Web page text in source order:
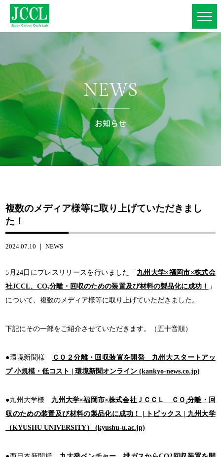
NEWS
お知らせ
複数のメディア様等に取り上げていただきまし
た！
2024.07.10 ｜NEWS
5月24日にプレスリリースを行いました「九州大学×福岡市×株式会
社JCCL、CO₂分離・回収のための装置及び材料の製品化に成功！
」
について、複数のメディア様等に取り上げていただきました。
下記にその一部をご紹介させていただきます。（五十音順）
●環境新聞様
ＣＯ２分離・回収装置を開発 九州大スタートアッ
プ 小規模・低コスト | 環境新聞オンライン (kankyo-news.co.jp)
●九州大学様 九州大学×福岡市×株式会社ＪＣＣＬ ＣＯ₂分離・回
収のための装置及び材料の製品化に成功！ | トピックス | 九州大学
（KYUSHU UNIVERSITY） (kyushu-u.ac.jp)